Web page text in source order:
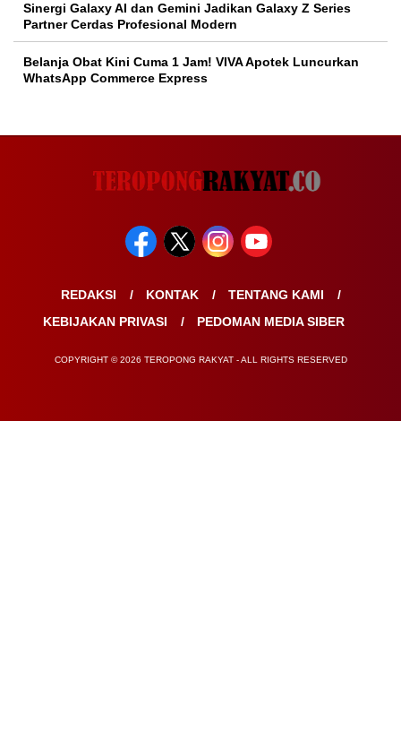
Sinergi Galaxy AI dan Gemini Jadikan Galaxy Z Series
Partner Cerdas Profesional Modern
Belanja Obat Kini Cuma 1 Jam! VIVA Apotek Luncurkan
WhatsApp Commerce Express
REDAKSI KONTAK
TENTANG KAMI
KEBIJAKAN PRIVASI
PEDOMAN MEDIA SIBER
COPYRIGHT © 2026 TEROPONG RAKYAT - ALL RIGHTS RESERVED